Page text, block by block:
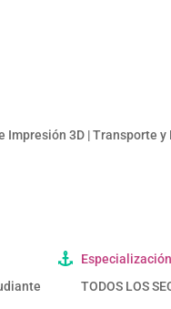
Impresión 3D | Transporte y
TODOS LOS